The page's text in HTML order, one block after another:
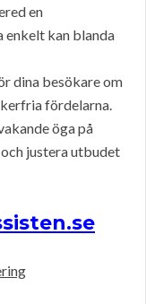
en
enkelt kan blanda
dina besökare om
fördelarna.
öga på
justera utbudet